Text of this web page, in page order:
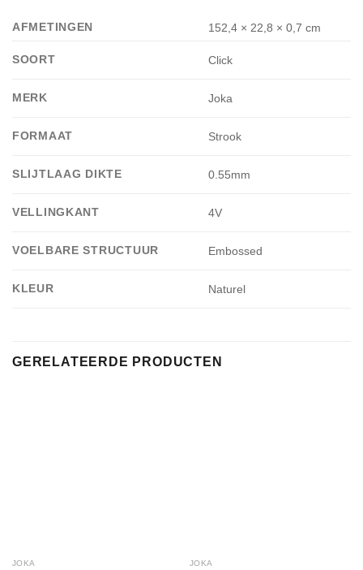
AFMETINGEN 152,4 × 22,8 × 0,7 cm
SOORT Click
MERK Joka
FORMAAT Strook
SLIJTLAAG DIKTE 0.55mm
VELLINGKANT 4V
VOELBARE STRUCTUUR Embossed
KLEUR Naturel
GERELATEERDE PRODUCTEN
JOKA JOKA